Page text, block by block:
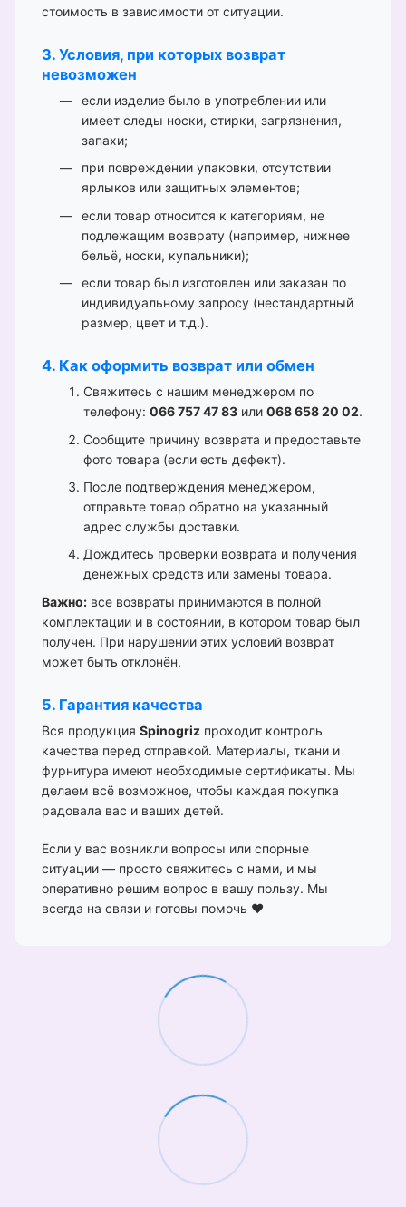
стоимость в зависимости от ситуации.
3. Условия, при которых возврат
невозможен
если изделие было в употреблении или
имеет следы носки, стирки, загрязнения,
запахи;
при повреждении упаковки, отсутствии
ярлыков или защитных элементов;
если товар относится к категориям, не
подлежащим возврату (например, нижнее
бельё, носки, купальники);
если товар был изготовлен или заказан по
индивидуальному запросу (нестандартный
размер, цвет и т.д.).
4. Как оформить возврат или обмен
Свяжитесь с нашим менеджером по
телефону: 066 757 47 83 или 068 658 20 02.
Сообщите причину возврата и предоставьте
фото товара (если есть дефект).
После подтверждения менеджером,
отправьте товар обратно на указанный
адрес службы доставки.
Дождитесь проверки возврата и получения
денежных средств или замены товара.
Важно: все возвраты принимаются в полной
комплектации и в состоянии, в котором товар был
получен. При нарушении этих условий возврат
может быть отклонён.
5. Гарантия качества
Вся продукция Spinogriz проходит контроль
качества перед отправкой. Материалы, ткани и
фурнитура имеют необходимые сертификаты. Мы
делаем всё возможное, чтобы каждая покупка
радовала вас и ваших детей.
Если у вас возникли вопросы или спорные
ситуации — просто свяжитесь с нами, и мы
оперативно решим вопрос в вашу пользу. Мы
всегда на связи и готовы помочь ❤️